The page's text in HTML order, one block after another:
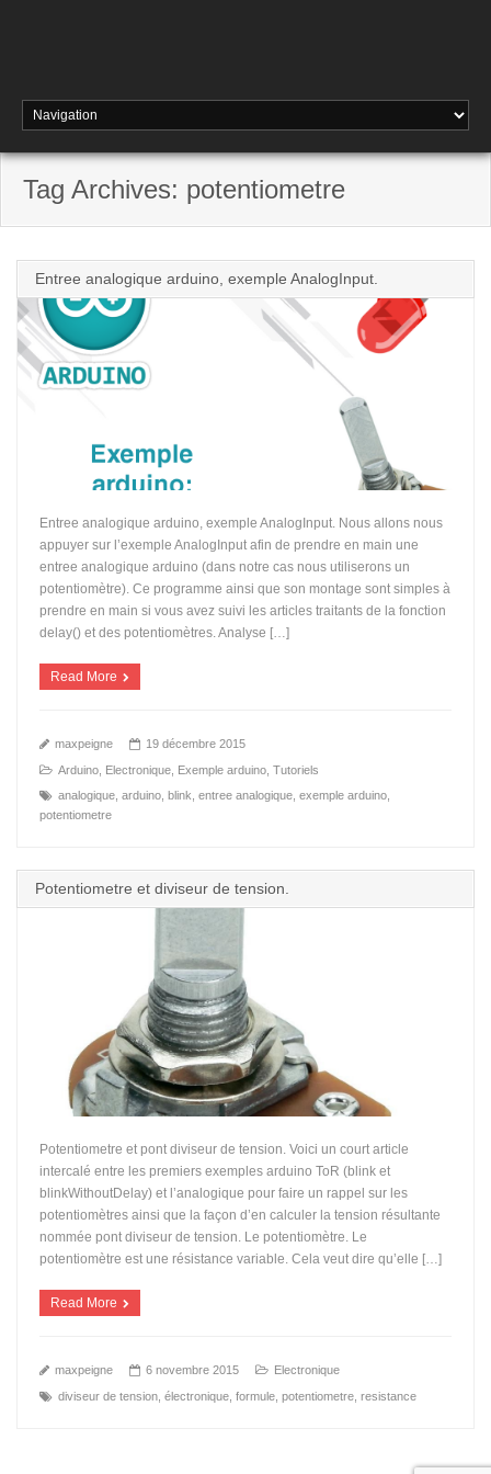
Tag Archives: potentiometre
Entree analogique arduino, exemple AnalogInput.
Entree analogique arduino, exemple AnalogInput. Nous allons nous
appuyer sur l’exemple AnalogInput afin de prendre en main une
entree analogique arduino (dans notre cas nous utiliserons un
potentiomètre). Ce programme ainsi que son montage sont simples à
prendre en main si vous avez suivi les articles traitants de la fonction
delay() et des potentiomètres. Analyse […]
Read More
maxpeigne
19 décembre 2015
Arduino
Electronique Exemple arduino ,Tutoriels
analogique ,arduino blink ,entree analogique ,exemple arduino
potentiometre
Potentiometre et diviseur de tension.
Potentiometre et pont diviseur de tension. Voici un court article
intercalé entre les premiers exemples arduino ToR (blink et
blinkWithoutDelay) et l’analogique pour faire un rappel sur les
potentiomètres ainsi que la façon d’en calculer la tension résultante
nommée pont diviseur de tension. Le potentiomètre. Le
potentiomètre est une résistance variable. Cela veut dire qu’elle […]
Read More
maxpeigne 6 novembre 2015
Electronique
diviseur de tension ,électronique ,formule ,potentiometre ,resistance